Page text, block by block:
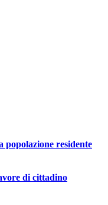
popolazione residente
di cittadino